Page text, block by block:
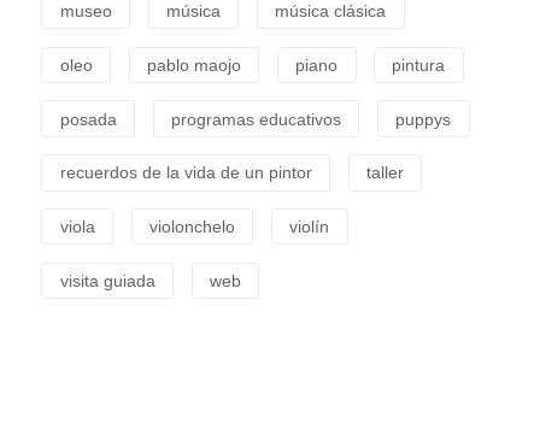
museo música música clásica
oleo pablo maojo piano pintura
posada programas educativos puppys
recuerdos de la vida de un pintor taller
viola violonchelo violín
visita guiada web